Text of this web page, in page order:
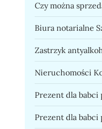
Czy można
Biura notarialne
Zastrzyk
Nieruchomości
Prezent dla babci
Prezent dla babci